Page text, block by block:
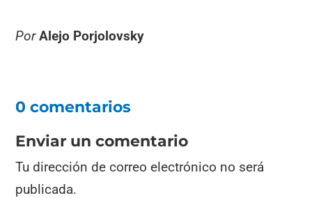
Por Alejo Porjolovsky
0 comentarios
Enviar un comentario
Tu dirección de correo electrónico no será
publicada.